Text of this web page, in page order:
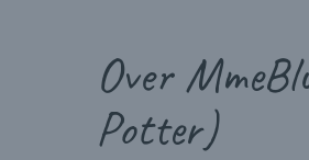
Over
Potter)